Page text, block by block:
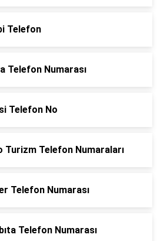
Telefon
Telefon Numarası
Telefon No
Telefon Numaraları
Telefon Numarası
Telefon Numarası